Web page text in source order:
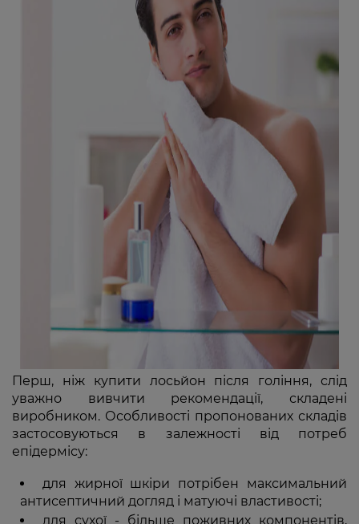
Перш, ніж купити лосьйон після гоління, слід
уважно вивчити рекомендації, складені
виробником. Особливості пропонованих складів
застосовуються в залежності від потреб
епідермісу:
для жирної шкіри потрібен максимальний
антисептичний догляд і матуючі властивості;
для сухої - більше поживних компонентів,